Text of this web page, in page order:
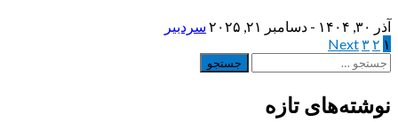
آذر ۳۰, ۱۴۰۴ - دسامبر ۲۱, ۲۰۲۵ سردبیر
صفحه‌بندی
نوشته‌ها
۱ ۲۳Next
جستجو
نوشته‌های تازه